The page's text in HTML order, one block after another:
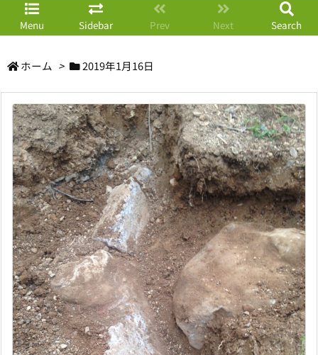
Menu Sidebar Prev Next Search
ホーム > 2019年1月16日